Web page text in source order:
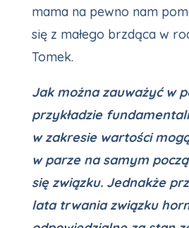
mama na pewno nam
się z małego brzdąca w
Tomek.
Jak można zauważyć w
przykładzie
w zakresie wartości
w parze na samym
się związku. Jednakże
lata trwania związku